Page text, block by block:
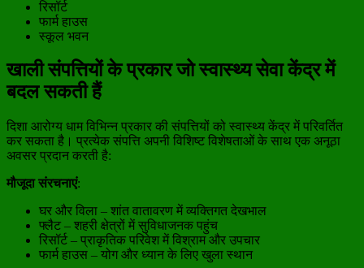
रिसॉर्ट
फार्म हाउस
स्कूल भवन
खाली संपत्तियों के प्रकार जो स्वास्थ्य सेवा केंद्र में
बदल सकती हैं
दिशा आरोग्य धाम विभिन्न प्रकार की संपत्तियों को स्वास्थ्य केंद्र में परिवर्तित
कर सकता है। प्रत्येक संपत्ति अपनी विशिष्ट विशेषताओं के साथ एक अनूठा
अवसर प्रदान करती है:
मौजूदा संरचनाएं:
घर और विला – शांत वातावरण में व्यक्तिगत देखभाल
फ्लैट – शहरी क्षेत्रों में सुविधाजनक पहुंच
रिसॉर्ट – प्राकृतिक परिवेश में विश्राम और उपचार
फार्म हाउस – योग और ध्यान के लिए खुला स्थान